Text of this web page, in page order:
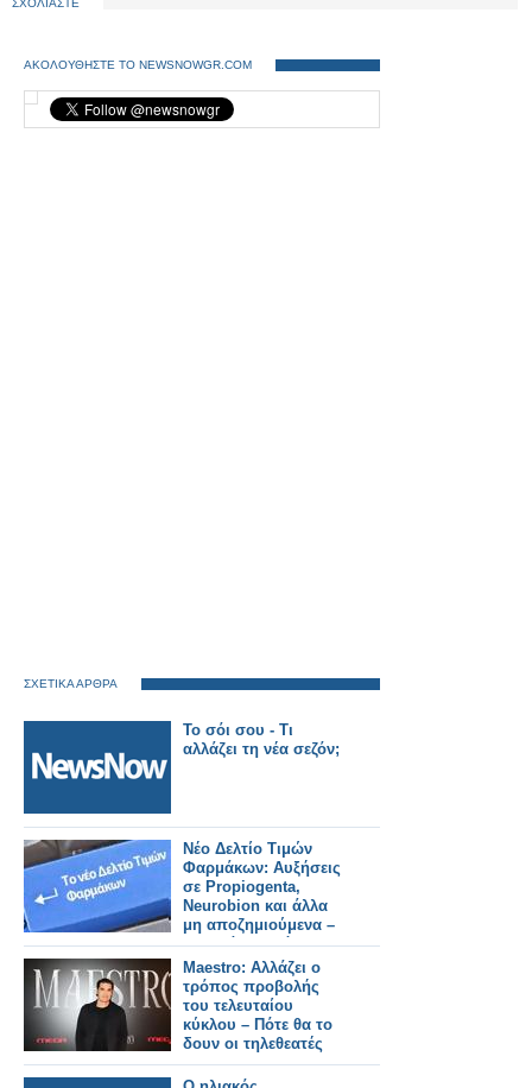
ΣΧΟΛΙΑΣΤΕ
ΑΚΟΛΟΥΘΗΣΤΕ ΤΟ NEWSNOWGR.COM
ΣΧΕΤΙΚΑ ΑΡΘΡΑ
Το σόι σου - Τι
αλλάζει τη νέα σεζόν;
Νέο Δελτίο Τιμών
Φαρμάκων: Αυξήσεις
σε Propiogenta,
Neurobion και άλλα
μη αποζημιούμενα –
Τι αλλάζει από
31/7/2026
Maestro: Αλλάζει ο
τρόπος προβολής
του τελευταίου
κύκλου – Πότε θα το
δουν οι τηλεθεατές